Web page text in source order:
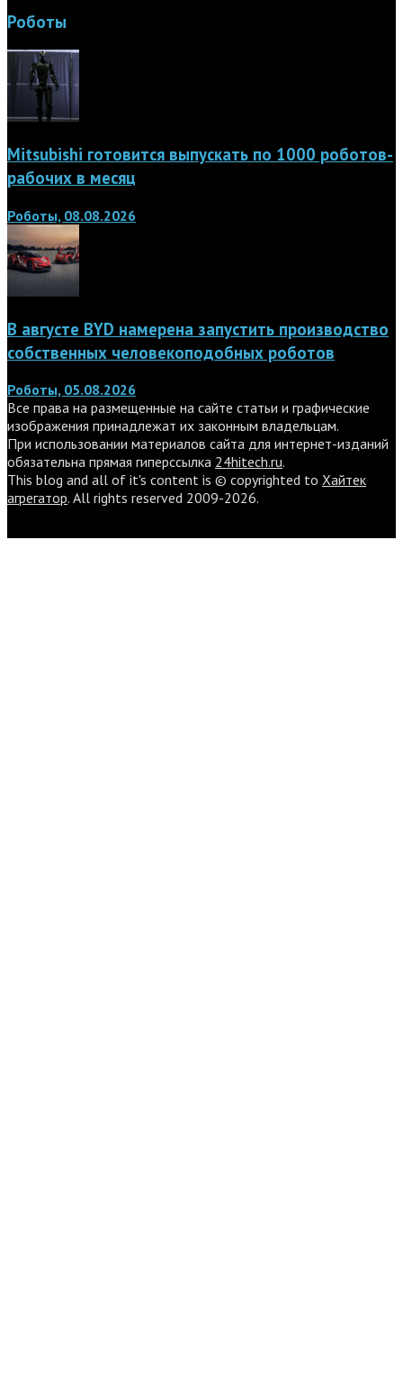
Роботы
Mitsubishi готовится выпускать по 1000 роботов-
рабочих в месяц
Роботы, 08.08.2026
В августе BYD намерена запустить производство
собственных человекоподобных роботов
Роботы, 05.08.2026
Все права на размещенные на сайте статьи и графические
изображения принадлежат их законным владельцам.
При использовании материалов сайта для интернет-изданий
обязательна прямая гиперссылка 24hitech.ru.
This blog and all of it's content is © copyrighted to Хайтек
агрегатор. All rights reserved 2009-2026.